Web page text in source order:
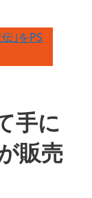
｣をPS
手に
販売